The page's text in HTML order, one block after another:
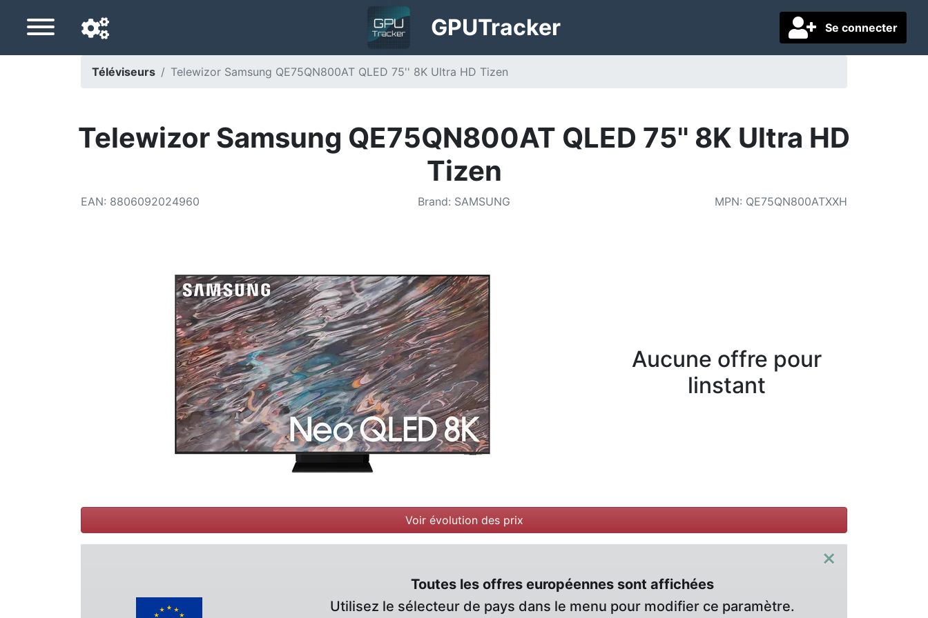
Se connecter
GPUTracker
Pays de livraison
Téléviseurs Telewizor Samsung QE75QN800AT QLED 75'' 8K Ultra HD Tizen
Telewizor Samsung QE75QN800AT QLED 75'' 8K Ultra HD
Tizen
EAN: 8806092024960 Brand: SAMSUNG MPN: QE75QN800ATXXH
Aucune offre pour
linstant
Voir évolution des prix
×
Toutes les offres européennes sont affichées
Utilisez le sélecteur de pays dans le menu pour modifier ce paramètre.